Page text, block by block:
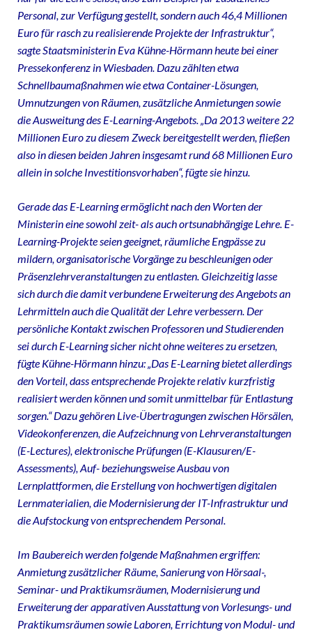
Personal, zur Verfügung gestellt, sondern auch 46,4 Millionen
Euro für rasch zu realisierende Projekte der Infrastruktur“,
sagte Staatsministerin Eva Kühne-Hörmann heute bei einer
Pressekonferenz in Wiesbaden. Dazu zählten etwa
Schnellbaumaßnahmen wie etwa Container-Lösungen,
Umnutzungen von Räumen, zusätzliche Anmietungen sowie
die Ausweitung des E-Learning-Angebots. „Da 2013 weitere 22
Millionen Euro zu diesem Zweck bereitgestellt werden, fließen
also in diesen beiden Jahren insgesamt rund 68 Millionen Euro
allein in solche Investitionsvorhaben“, fügte sie hinzu.
Gerade das E-Learning ermöglicht nach den Worten der
Ministerin eine sowohl zeit- als auch ortsunabhängige Lehre. E-
Learning-Projekte seien geeignet, räumliche Engpässe zu
mildern, organisatorische Vorgänge zu beschleunigen oder
Präsenzlehrveranstaltungen zu entlasten. Gleichzeitig lasse
sich durch die damit verbundene Erweiterung des Angebots an
Lehrmitteln auch die Qualität der Lehre verbessern. Der
persönliche Kontakt zwischen Professoren und Studierenden
sei durch E-Learning sicher nicht ohne weiteres zu ersetzen,
fügte Kühne-Hörmann hinzu: „Das E-Learning bietet allerdings
den Vorteil, dass entsprechende Projekte relativ kurzfristig
realisiert werden können und somit unmittelbar für Entlastung
sorgen.“ Dazu gehören Live-Übertragungen zwischen Hörsälen,
Videokonferenzen, die Aufzeichnung von Lehrveranstaltungen
(E-Lectures), elektronische Prüfungen (E-Klausuren/E-
Assessments), Auf- beziehungsweise Ausbau von
Lernplattformen, die Erstellung von hochwertigen digitalen
Lernmaterialien, die Modernisierung der IT-Infrastruktur und
die Aufstockung von entsprechendem Personal.
Im Baubereich werden folgende Maßnahmen ergriffen:
Anmietung zusätzlicher Räume, Sanierung von Hörsaal-,
Seminar- und Praktikumsräumen, Modernisierung und
Erweiterung der apparativen Ausstattung von Vorlesungs- und
Praktikumsräumen sowie Laboren, Errichtung von Modul- und